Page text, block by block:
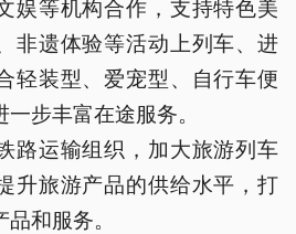
娱等机构合作，支持特色美
非遗体验等活动上列车、进
轻装型、爱宠型、自行车便
步丰富在途服务。
路运输组织，加大旅游列车
升旅游产品的供给水平，打
和服务。